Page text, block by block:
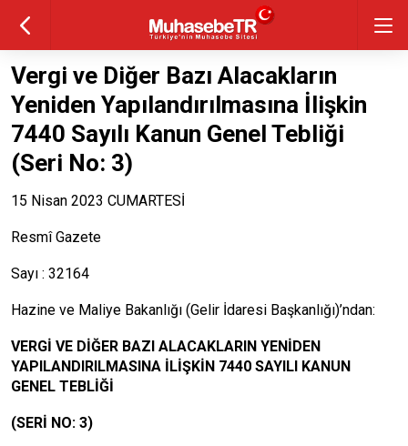
Vergi ve Diğer Bazı Alacakların
Yeniden Yapılandırılmasına İlişkin
7440 Sayılı Kanun Genel Tebliği
(Seri No: 3)
15 Nisan 2023 CUMARTESİ
Resmî Gazete
Sayı : 32164
Hazine ve Maliye Bakanlığı (Gelir İdaresi Başkanlığı)’ndan:
VERGİ VE DİĞER BAZI ALACAKLARIN YENİDEN
YAPILANDIRILMASINA İLİŞKİN 7440 SAYILI KANUN
GENEL TEBLİĞİ
(SERİ NO: 3)